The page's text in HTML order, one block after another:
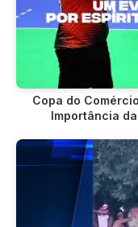
Copa do
Importância